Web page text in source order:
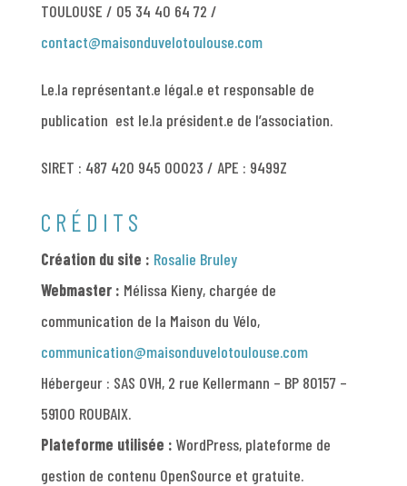
TOULOUSE / 05 34 40 64 72 /
contact@maisonduvelotoulouse.com
Le.la représentant.e légal.e et responsable de
publication est le.la président.e de l’association.
SIRET : 487 420 945 00023 / APE : 9499Z
CRÉDITS
Création du site : Rosalie Bruley
Webmaster : Mélissa Kieny, chargée de
communication de la Maison du Vélo,
communication@maisonduvelotoulouse.com
Hébergeur : SAS OVH, 2 rue Kellermann – BP 80157 –
59100 ROUBAIX.
Plateforme utilisée : WordPress, plateforme de
gestion de contenu OpenSource et gratuite.